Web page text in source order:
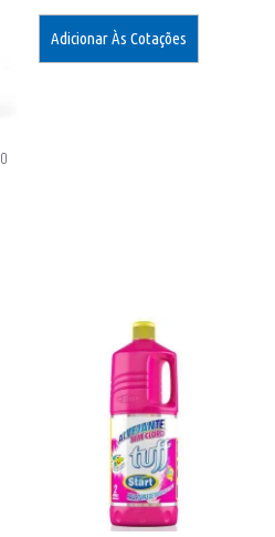
Adicionar Às Cotações